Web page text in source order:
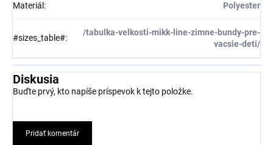
Materiál : Polyester
#sizes_table#:
/tabulka-velkosti-mikk-line-zimne-bundy-pre-
vacsie-deti/
Diskusia
Buďte prvý, kto napíše príspevok k tejto položke.
Pridať komentár